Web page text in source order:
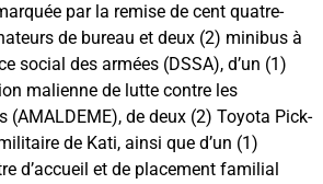
par la remise de cent quatre-
de bureau et deux (2) minibus à
social des armées (DSSA), d’un (1)
malienne de lutte contre les
(AMALDEME), de deux (2) Toyota Pick-
de Kati, ainsi que d’un (1)
d’accueil et de placement familial